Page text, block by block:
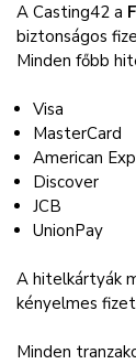
A Casting42 a
biztonságos
Minden főbb
Visa
MasterCard
American
Discover
JCB
UnionPay
A hitelkártyák
kényelmes
Minden